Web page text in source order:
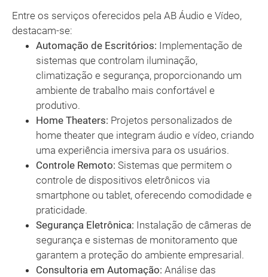
Entre os serviços oferecidos pela AB Áudio e Vídeo,
destacam-se:
Automação de Escritórios: Implementação de
sistemas que controlam iluminação,
climatização e segurança, proporcionando um
ambiente de trabalho mais confortável e
produtivo.
Home Theaters: Projetos personalizados de
home theater que integram áudio e vídeo, criando
uma experiência imersiva para os usuários.
Controle Remoto: Sistemas que permitem o
controle de dispositivos eletrônicos via
smartphone ou tablet, oferecendo comodidade e
praticidade.
Segurança Eletrônica: Instalação de câmeras de
segurança e sistemas de monitoramento que
garantem a proteção do ambiente empresarial.
Consultoria em Automação: Análise das